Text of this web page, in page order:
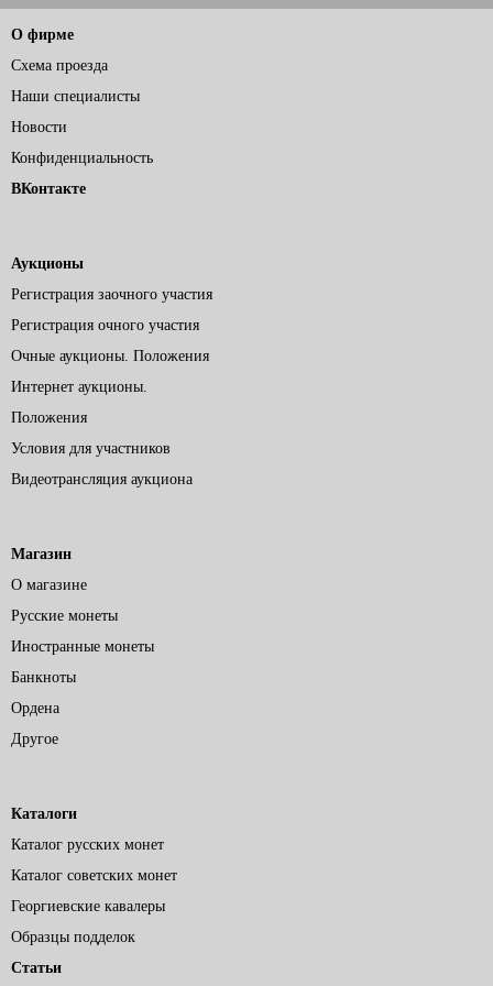
О фирме
Схема проезда
Наши специалисты
Новости
Конфиденциальность
ВКонтакте
Аукционы
Регистрация заочного участия
Регистрация очного участия
Очные аукционы. Положения
Интернет аукционы.
Положения
Условия для участников
Видеотрансляция аукциона
Магазин
О магазине
Русские монеты
Иностранные монеты
Банкноты
Ордена
Другое
Каталоги
Каталог русских монет
Каталог советских монет
Георгиевские кавалеры
Образцы подделок
Статьи